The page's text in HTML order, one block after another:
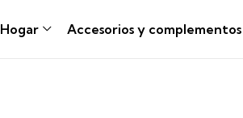
Hogar Accesorios y complementos